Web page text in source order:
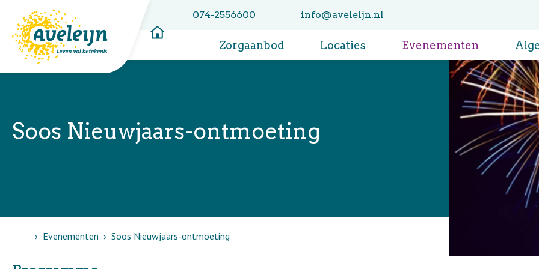
074-2556600
info@aveleijn.nl
Zorgaanbod Locaties Evenementen
Soos Nieuwjaars-ontmoeting
HomeEvenementen Soos Nieuwjaars-ontmoeting